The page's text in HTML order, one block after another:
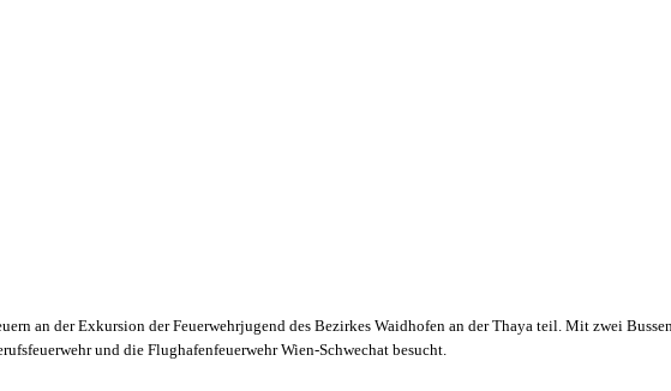
an der Exkursion der Feuerwehrjugend des Bezirkes Waidhofen an der Thaya teil. Mit zwei
und die Flughafenfeuerwehr Wien-Schwechat besucht.